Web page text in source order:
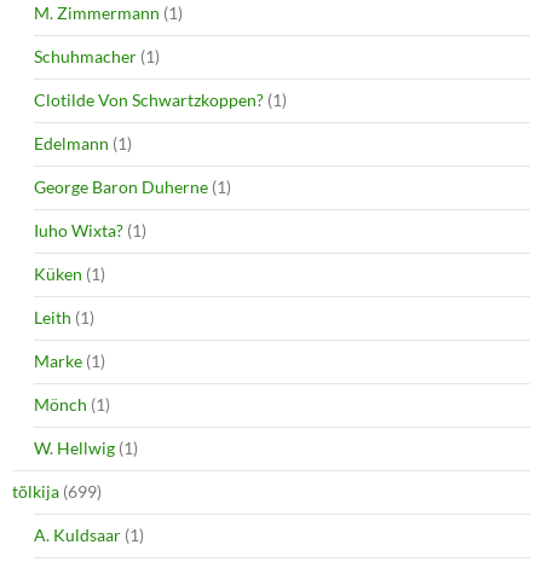
M. Zimmermann (1)
Schuhmacher (1)
Clotilde Von Schwartzkoppen? (1)
Edelmann (1)
George Baron Duherne (1)
Iuho Wixta? (1)
Küken (1)
Leith (1)
Marke (1)
Mönch (1)
W. Hellwig (1)
tõlkija (699)
A. Kuldsaar (1)